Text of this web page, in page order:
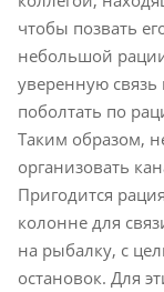
чтобы позвать
небольшой
уверенную связь
поболтать по
Таким образом,
организовать
Пригодится
колонне для
на рыбалку, с
остановок. Для